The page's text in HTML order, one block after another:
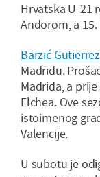
Hrvatska U-21
Andorom, a
Barzić
Madridu.
Madrida, a
Elchea. Ove
istoimenog
Valencije.
U subotu je